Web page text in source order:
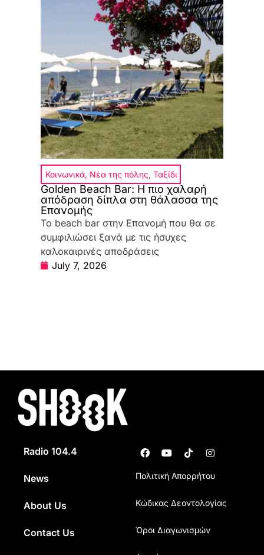
Κοινωνικά, Νέα της πόλης, Ταξίδι
Golden Beach Bar: Η πιο χαλαρή
απόδραση δίπλα στη θάλασσα της
Επανομής
Το beach bar στην Επανομή που θα σε
συμφιλιώσει ξανά με τις ήσυχες
καλοκαιρινές αποδράσεις
July 7, 2026
Radio 104.4
News
About Us
Contact Us
Πολιτική Απορρήτου
Κώδικας Δεοντολογίας
Όροι Διαγωνισμών